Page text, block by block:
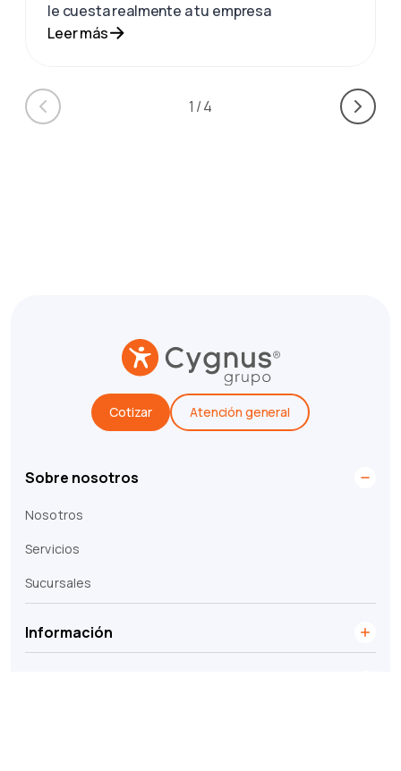
le cuesta realmente a tu empresa
Leer más
1 /4
Cotizar Atención general
Sobre nosotros
Nosotros
Servicios
Sucursales
Información